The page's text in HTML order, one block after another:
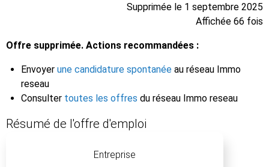
Supprimée le 1 septembre 2025
Affichée 66 fois
Offre supprimée. Actions recommandées :
Envoyer une candidature spontanée au réseau Immo
reseau
Consulter toutes les offres du réseau Immo reseau
Résumé de l'offre d'emploi
Entreprise